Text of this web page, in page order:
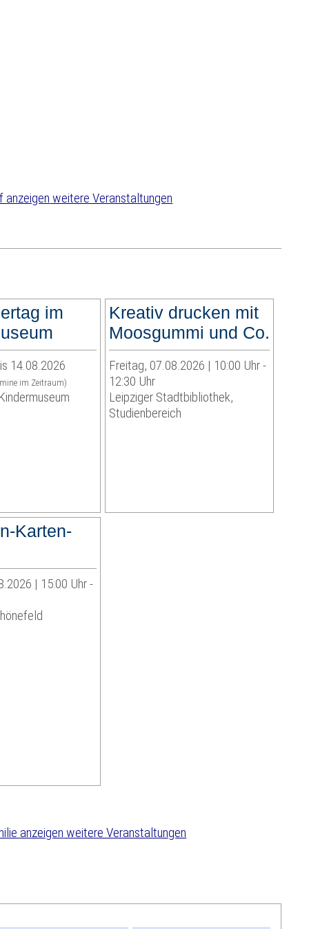
weitere Veranstaltungen
im
14.08.2026
im Zeitraum)
Kreativ drucken mit
Moosgummi und Co.
Freitag, 07.08.2026 | 10:00 Uhr -
12:30 Uhr
Leipziger Stadtbibliothek,
Studienbereich
Karten-
| 15:00 Uhr -
weitere Veranstaltungen